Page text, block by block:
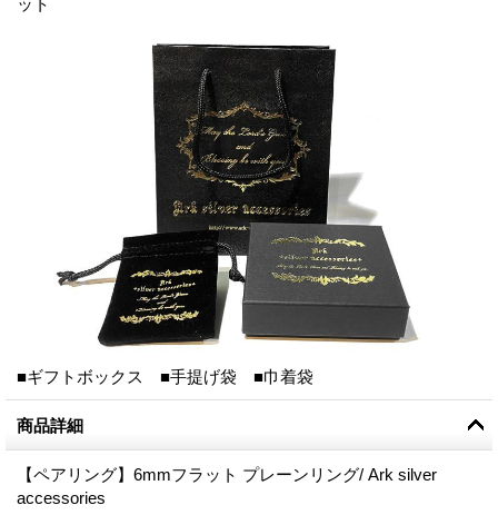
ット
■ギフトボックス ■手提げ袋 ■巾着袋
商品詳細
【ペアリング】6mmフラット プレーンリング/ Ark silver
accessories